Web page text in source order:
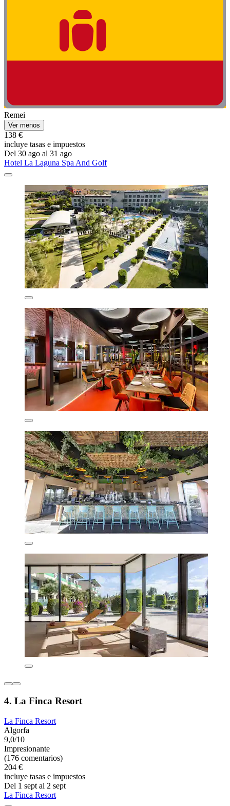
Remei
Ver menos
138 €
incluye tasas e impuestos
Del 30 ago al 31 ago
Hotel La Laguna Spa And Golf
4. La Finca Resort
La Finca Resort
Algorfa
9,0/10
Impresionante
(176 comentarios)
204 €
incluye tasas e impuestos
Del 1 sept al 2 sept
La Finca Resort